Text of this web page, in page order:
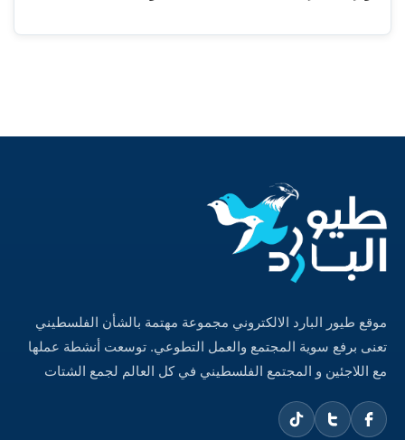
موقع طيور البارد الالكتروني مجموعة مهتمة بالشأن الفلسطيني
تعنى برفع سوية المجتمع والعمل التطوعي. توسعت أنشطة عملها
مع اللاجئين و المجتمع الفلسطيني في كل العالم لجمع الشتات